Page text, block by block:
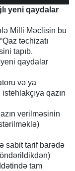
yeni qaydalar
Milli Məclisin bu
təchizatı
tapıb.
yeni qaydalar
və ya
qazın
verilməsinin
sabit tarif barədə
tam